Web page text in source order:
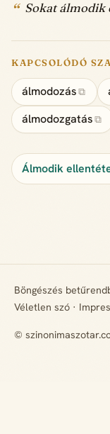
Sokat
KAPCSOLÓDÓ
álmodozás ⧉
álmodozgatás ⧉
Álmodik
Böngészés
Véletlen szó ·
©